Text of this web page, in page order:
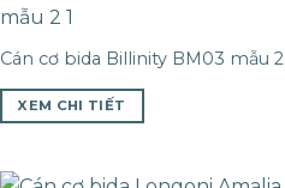
Cán cơ bida Billinity BM03 mẫu 2
XEM CHI TIẾT